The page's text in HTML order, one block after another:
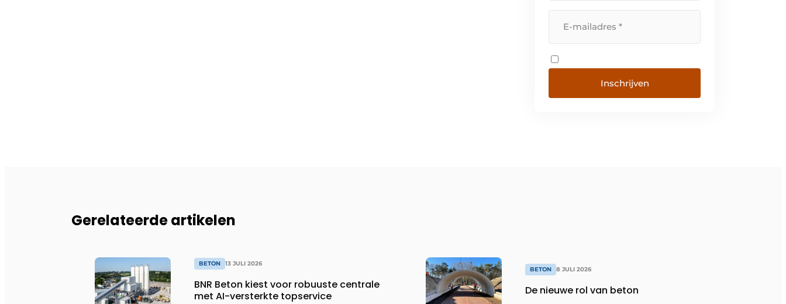
Inschrijven
Gerelateerde artikelen
BETON 13 JULI 2026
BNR Beton kiest voor robuuste centrale
met AI-versterkte topservice
BETON 8 JULI 2026
De nieuwe rol van beton